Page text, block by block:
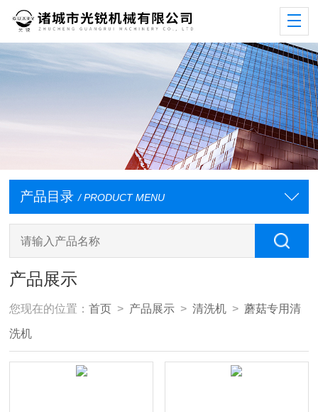
产品目录 / PRODUCT MENU
产品展示
您现在的位置：首页 > 产品展示 >清洗机 >蘑菇专用清
洗机